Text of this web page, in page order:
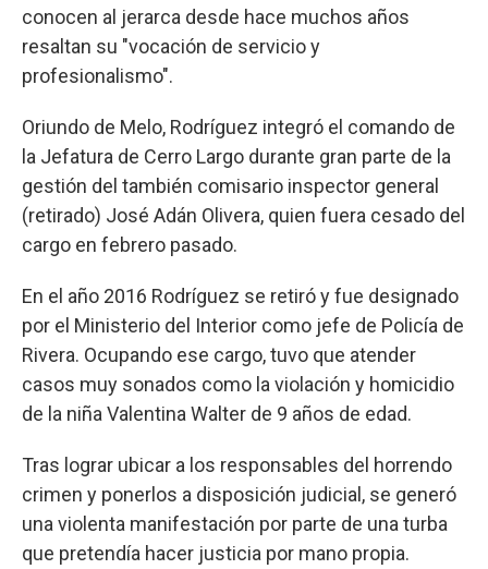
conocen al jerarca desde hace muchos años
resaltan su "vocación de servicio y
profesionalismo".
Oriundo de Melo, Rodríguez integró el comando de
la Jefatura de Cerro Largo durante gran parte de la
gestión del también comisario inspector general
(retirado) José Adán Olivera, quien fuera cesado del
cargo en febrero pasado.
En el año 2016 Rodríguez se retiró y fue designado
por el Ministerio del Interior como jefe de Policía de
Rivera. Ocupando ese cargo, tuvo que atender
casos muy sonados como la violación y homicidio
de la niña Valentina Walter de 9 años de edad.
Tras lograr ubicar a los responsables del horrendo
crimen y ponerlos a disposición judicial, se generó
una violenta manifestación por parte de una turba
que pretendía hacer justicia por mano propia.